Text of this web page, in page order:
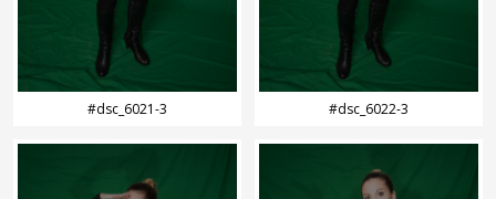
#dsc_6021-3 #dsc_6022-3